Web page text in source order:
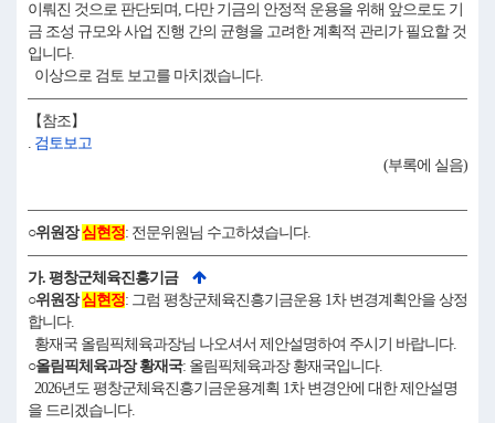
이뤄진 것으로 판단되며, 다만 기금의 안정적 운용을 위해 앞으로도 기
금 조성 규모와 사업 진행 간의 균형을 고려한 계획적 관리가 필요할 것
입니다.
이상으로 검토 보고를 마치겠습니다.
【참조】
. 검토보고
(부록에 실음)
○위원장심현정: 전문위원님 수고하셨습니다.
가. 평창군체육진흥기금
○위원장심현정: 그럼 평창군체육진흥기금운용 1차 변경계획안을 상정
합니다.
황재국 올림픽체육과장님 나오셔서 제안설명하여 주시기 바랍니다.
○올림픽체육과장 황재국: 올림픽체육과장 황재국입니다.
2026년도 평창군체육진흥기금운용계획 1차 변경안에 대한 제안설명
을 드리겠습니다.